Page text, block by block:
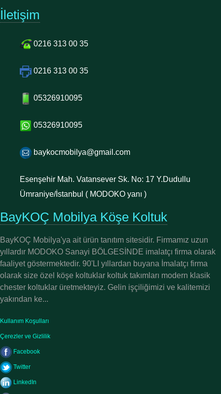
İletişim
0216 313 00 35
0216 313 00 35
05326910095
05326910095
baykocmobilya@gmail.com
Esenşehir Mah. Vatansever Sk. No: 17 Y.Dudullu
Ümraniye/İstanbul ( MODOKO yanı )
BayKOÇ Mobilya Köşe Koltuk
BayKOÇ Mobilya'ya ait ürün tanıtım sitesidir. Firmamız uzun
yıllardır MODOKO Sanayi BÖLGESİNDE imalatçı firma olarak
faaliyet göstermektedir. 90'LI yıllardan buyana İmalatçı firma
olarak size özel köşe koltuklar koltuk takımları modern klasik
chester koltuklar üretmekteyiz. Gelin işçiliğimizi ve kalitemizi
yakından ke...
Kullanım Koşulları
Çerezler ve Gizlilik
Facebook
Twitter
LinkedIn